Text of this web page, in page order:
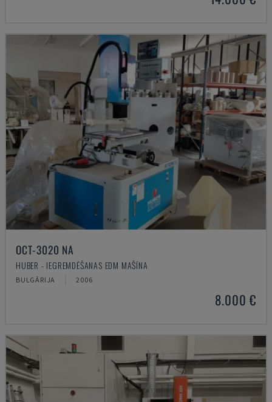
OCT-3020 NA
HUBER - IEGREMDĒŠANAS EDM MAŠĪNA
BULGĀRIJA 2006
8.000 €